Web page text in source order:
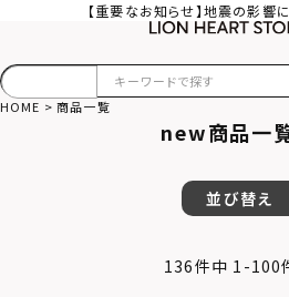
【重要なお知らせ】地震の影響
HOME 商品一覧
new商品一
並び替え
136件中 1 -100